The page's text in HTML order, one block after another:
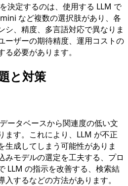
決定するのは、使用する LLM で
など複数の選択肢があり、各
シ、精度、多言語対応で異なりま
ーザーの期待精度、運用コストの
必要があります。
と対策
ータベースから関連度の低い文
ます。これにより、LLM が不正
生成してしまう可能性がありま
みモデルの選定を工夫する、プロ
LLM の指示を改善する、検索結
するなどの方法があります。